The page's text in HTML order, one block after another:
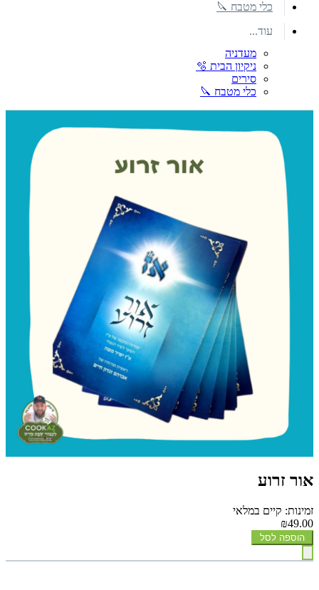
כלי מטבח 🔪
עוד...
מעדניה
ניקיון הבית 🫧
סירים
כלי מטבח 🔪
אור זרוע
זמינות: קיים במלאי
₪49.00
הוספה לסל